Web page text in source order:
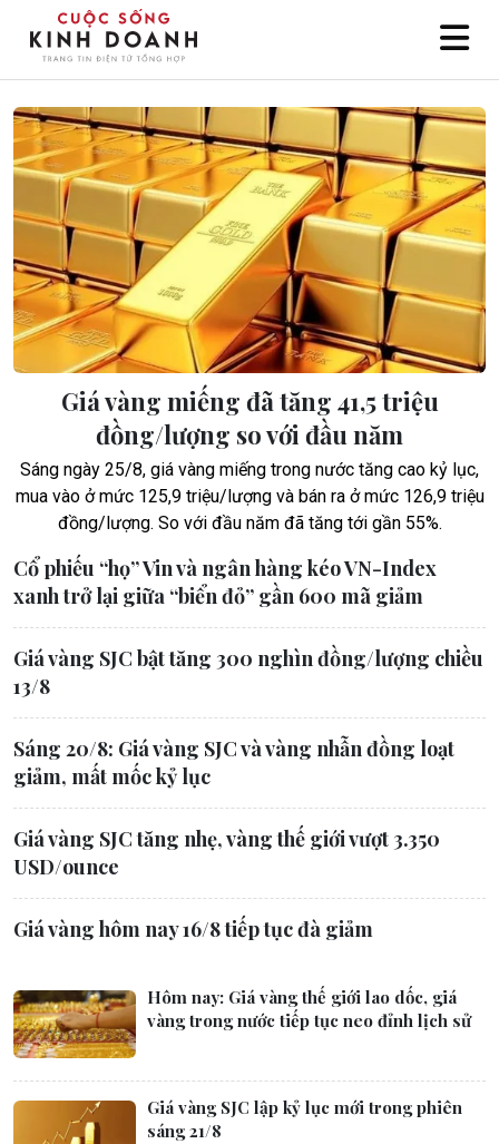
Cổ phiếu “họ” Vin và ngân hàng kéo VN-Index
xanh trở lại giữa “biển đỏ” gần 600 mã giảm
Giá vàng SJC bật tăng 300 nghìn đồng/lượng chiều
13/8
Sáng 20/8: Giá vàng SJC và vàng nhẫn đồng loạt
giảm, mất mốc kỷ lục
Giá vàng SJC tăng nhẹ, vàng thế giới vượt 3.350
USD/ounce
Giá vàng hôm nay 16/8 tiếp tục đà giảm
Giá vàng miếng đã tăng 41,5 triệu
đồng/lượng so với đầu năm
Sáng ngày 25/8, giá vàng miếng trong nước tăng cao kỷ lục,
mua vào ở mức 125,9 triệu/lượng và bán ra ở mức 126,9 triệu
đồng/lượng. So với đầu năm đã tăng tới gần 55%.
Hôm nay: Giá vàng thế giới lao dốc, giá
vàng trong nước tiếp tục neo đỉnh lịch sử
Giá vàng SJC lập kỷ lục mới trong phiên
sáng 21/8